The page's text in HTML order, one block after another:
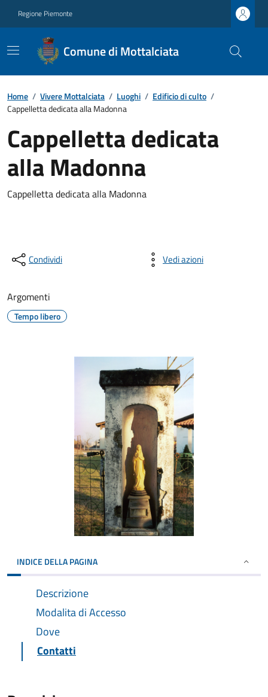
Regione Piemonte
Comune di Mottalciata
Home / Vivere Mottalciata / Luoghi / Edificio di culto /
Cappelletta dedicata alla Madonna
Cappelletta dedicata
alla Madonna
Cappelletta dedicata alla Madonna
Condividi Vedi azioni
Argomenti
Tempo libero
INDICE DELLA PAGINA
Descrizione
Modalita di Accesso
Dove
Contatti